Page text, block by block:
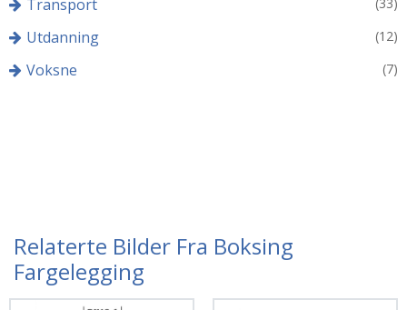
Transport
Utdanning (12)
Voksne (7)
Relaterte Bilder Fra Boksing
Fargelegging